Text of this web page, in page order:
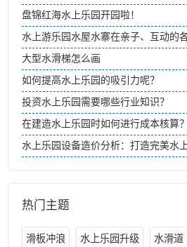
盘锦红海水上乐园开园啦！
水上游乐园水屋水寨在亲子、互动的
大型水滑梯怎么画
如何提高水上乐园的吸引力呢？
投资水上乐园需要哪些行业知识？
在建造水上乐园时如何进行成本核算？
水上乐园设备造价分析：打造完美水
热门主题
滑板冲浪 水上乐园升级 水滑道